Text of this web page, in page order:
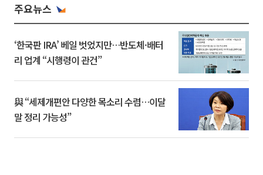
주요뉴스
‘한국판 IRA’ 베일 벗었지만…반도체·배터
리 업계 “시행령이 관건”
與 “세제개편안 다양한 목소리 수렴…이달
말 정리 가능성”